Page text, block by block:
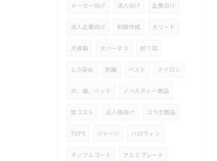
メーカー向け 法人向け 企業向け
法人企業向け 制服作成 犬リード
犬首輪 犬ハーネス 絞り染
ムラ染め 刺繍 ベスト ナイロン
犬、猫、ベッド ノベルティー商品
低コスト 法人様向け コラボ商品
TOPS ジャージ ハロウィン
ダッフルコート アルミプレート